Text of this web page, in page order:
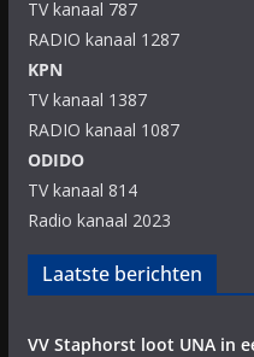
TV kanaal 787
RADIO kanaal 1287
KPN
TV kanaal 1387
RADIO kanaal 1087
ODIDO
TV kanaal 814
Radio kanaal 2023
Laatste berichten
VV Staphorst loot UNA in